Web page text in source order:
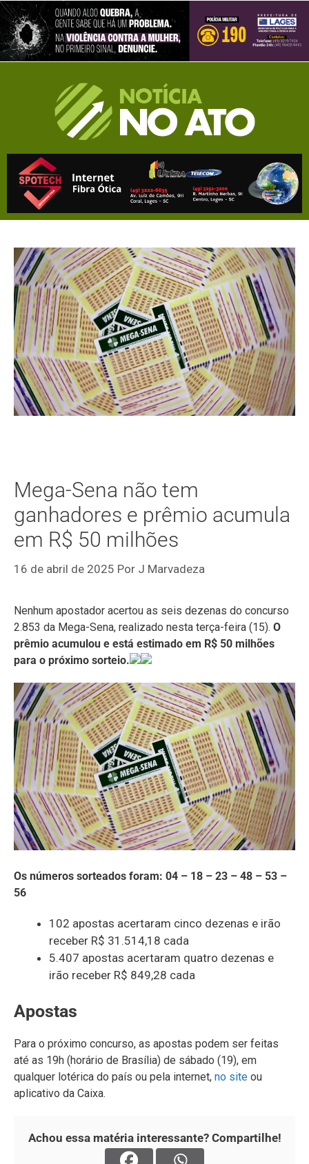
Mega-Sena não tem
ganhadores e prêmio acumula
em R$ 50 milhões
16 de abril de 2025 Por J Marvadeza
Nenhum apostador acertou as seis dezenas do concurso
2.853 da Mega-Sena, realizado nesta terça-feira (15). O
prêmio acumulou e está estimado em R$ 50 milhões
para o próximo sorteio.
Os números sorteados foram: 04 – 18 – 23 – 48 – 53 –
56
102 apostas acertaram cinco dezenas e irão
receber R$ 31.514,18 cada
5.407 apostas acertaram quatro dezenas e
irão receber R$ 849,28 cada
Apostas
Para o próximo concurso, as apostas podem ser feitas
até as 19h (horário de Brasília) de sábado (19), em
qualquer lotérica do país ou pela internet, no site ou
aplicativo da Caixa.
Achou essa matéria interessante? Compartilhe!